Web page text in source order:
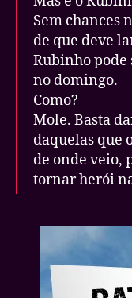
Sem chances
de que deve
Rubinho pode
no domingo.
Como?
Mole. Basta
daquelas que
de onde veio,
tornar herói